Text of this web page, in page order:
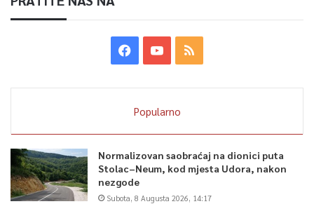
Popularno
Normalizovan saobraćaj na dionici puta
Stolac–Neum, kod mjesta Udora, nakon
nezgode
Subota, 8 Augusta 2026, 14:17